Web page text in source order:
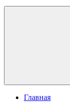
Главная